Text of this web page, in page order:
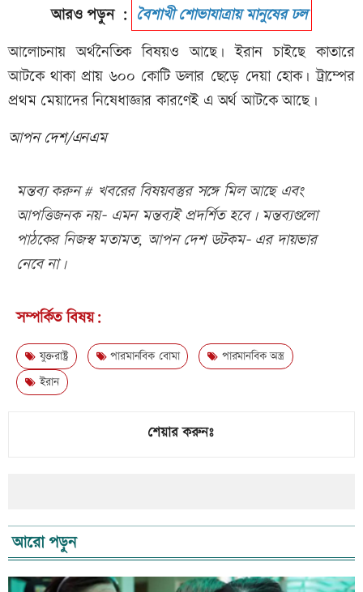
আরও পড়ুন : বৈশাখী শোভাযাত্রায় মানুষের ঢল
আলোচনায় অর্থনৈতিক বিষয়ও আছে। ইরান চাইছে কাতারে
আটকে থাকা প্রায় ৬০০ কোটি ডলার ছেড়ে দেয়া হোক। ট্রাম্পের
প্রথম মেয়াদের নিষেধাজ্ঞার কারণেই এ অর্থ আটকে আছে।
আপন দেশ/এনএম
মন্তব্য করুন # খবরের বিষয়বস্তুর সঙ্গে মিল আছে এবং
আপত্তিজনক নয়- এমন মন্তব্যই প্রদর্শিত হবে। মন্তব্যগুলো
পাঠকের নিজস্ব মতামত, আপন দেশ ডটকম- এর দায়ভার
নেবে না।
সম্পর্কিত বিষয়:
যুক্তরাষ্ট্র পারমানবিক বোমা
পারমানবিক অস্ত্র
ইরান
শেয়ার করুনঃ
আরো পড়ুন